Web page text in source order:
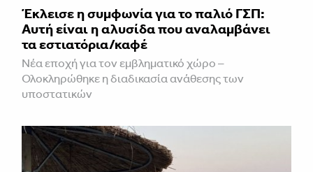
Έκλεισε η συμφωνία για το παλιό ΓΣΠ:
Αυτή είναι η αλυσίδα που αναλαμβάνει
τα εστιατόρια/καφέ
Νέα εποχή για τον εμβληματικό χώρο –
Ολοκληρώθηκε η διαδικασία ανάθεσης των
υποστατικών